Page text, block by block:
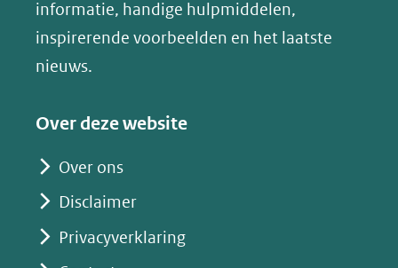
venster)
website)
informatie, handige hulpmiddelen,
inspirerende voorbeelden en het laatste
nieuws.
Over deze website
Over ons
Disclaimer
Privacyverklaring